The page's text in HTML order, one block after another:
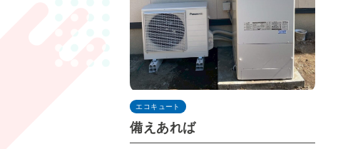
エコキュート
備えあれば